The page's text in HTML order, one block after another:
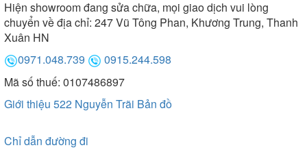
Hiện showroom đang sửa chữa, mọi giao dịch vui lòng
chuyển về địa chỉ: 247 Vũ Tông Phan, Khương Trung, Thanh
Xuân HN
0971.048.739
0915.244.598
Mã số thuế: 0107486897
Giới thiệu 522 Nguyễn Trãi Bản đồ
Chỉ dẫn đường đi